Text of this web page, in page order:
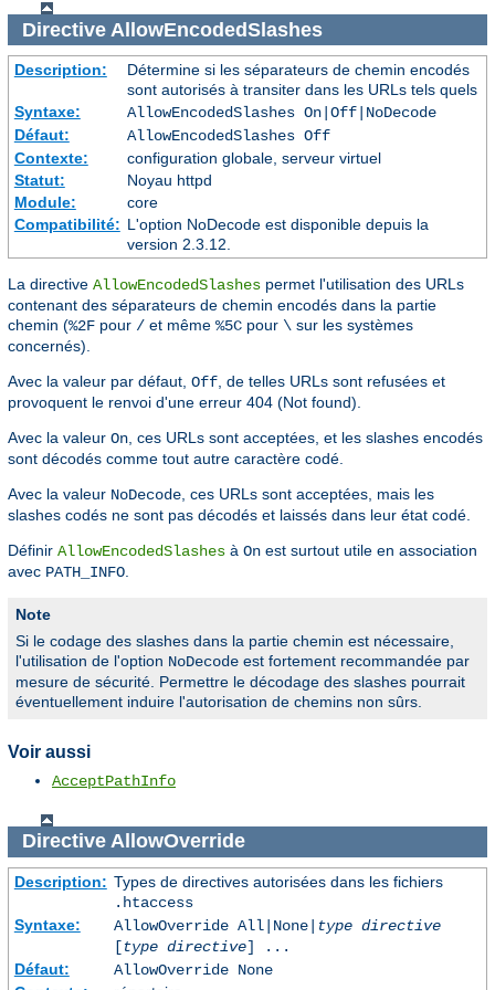
Directive AllowEncodedSlashes
Description:
Détermine si les séparateurs de chemin encodés
sont autorisés à transiter dans les URLs tels quels
Syntaxe:
AllowEncodedSlashes On|Off|NoDecode
Défaut:
AllowEncodedSlashes Off
Contexte:
configuration globale, serveur virtuel
Statut:
Noyau httpd
Module:
core
Compatibilité: L'option NoDecode est disponible depuis la
version 2.3.12.
La directive AllowEncodedSlashes permet l'utilisation des URLs
contenant des séparateurs de chemin encodés dans la partie
chemin (%2F pour / et même %5C pour \ sur les systèmes
concernés).
Avec la valeur par défaut, Off, de telles URLs sont refusées et
provoquent le renvoi d'une erreur 404 (Not found).
Avec la valeur On, ces URLs sont acceptées, et les slashes encodés
sont décodés comme tout autre caractère codé.
Avec la valeur NoDecode, ces URLs sont acceptées, mais les
slashes codés ne sont pas décodés et laissés dans leur état codé.
Définir AllowEncodedSlashes à On est surtout utile en association
avec PATH_INFO.
Note
Si le codage des slashes dans la partie chemin est nécessaire,
l'utilisation de l'option NoDecode est fortement recommandée par
mesure de sécurité. Permettre le décodage des slashes pourrait
éventuellement induire l'autorisation de chemins non sûrs.
Voir aussi
AcceptPathInfo
Directive AllowOverride
Description: Types de directives autorisées dans les fichiers
.htaccess
Syntaxe:
AllowOverride All|None|
type directive
[type directive] ...
Défaut:
AllowOverride None